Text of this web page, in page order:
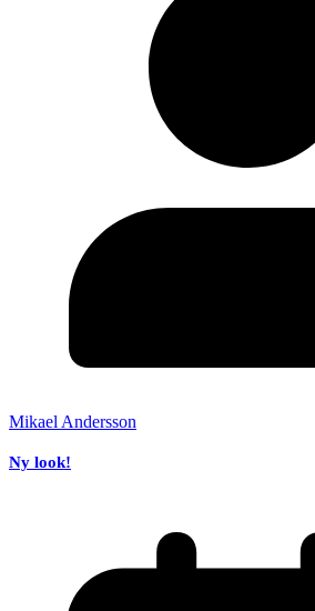
Mikael Andersson
Ny look!